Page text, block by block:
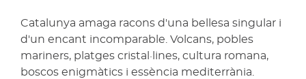
Catalunya amaga racons d'una bellesa singular i
d'un encant incomparable. Volcans, pobles
mariners, platges cristal·lines, cultura romana,
boscos enigmàtics i essència mediterrània.